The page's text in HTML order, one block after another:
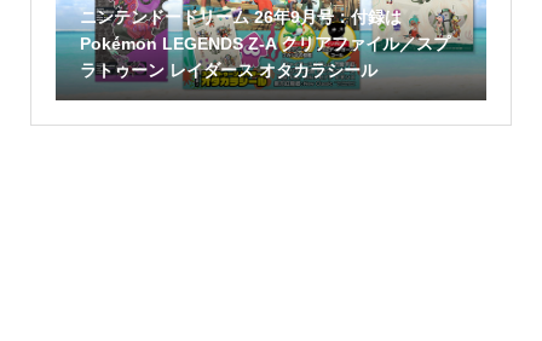
ニンテンドードリーム 26年9月号：付録は
Pokémon LEGENDS Z-A クリアファイル／スプ
ラトゥーン レイダース オタカラシール